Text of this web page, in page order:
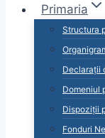
Primaria
Structura
Declarații
Domeniul
Dispoziții
Fonduri